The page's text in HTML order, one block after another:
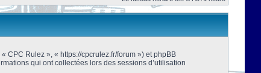
CPC Rulez », « https://cpcrulez.fr/forum ») et phpBB
qui ont collectées lors des sessions d’utilisation